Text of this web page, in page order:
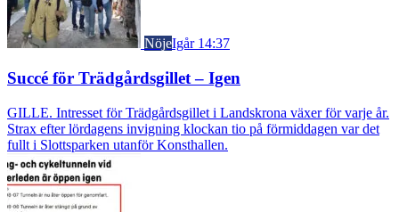
NöjeIgår 14:37
Succé för Trädgårdsgillet – Igen
GILLE. Intresset för Trädgårdsgillet i Landskrona växer för varje år.
Strax efter lördagens invigning klockan tio på förmiddagen var det
fullt i Slottsparken utanför Konsthallen.